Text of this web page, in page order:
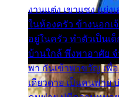
งานแต่ง เขาแซง แย่
ในห้องครัว ข้างนอกเ
อยู่ในครัว ทำตัวเป็นเ
บ้านใกล้ พึ่งพาอาศัย จ
พา กันเข้าพาขวัญ เพื่อ
เดียวดาย เป็นคนพ่าย